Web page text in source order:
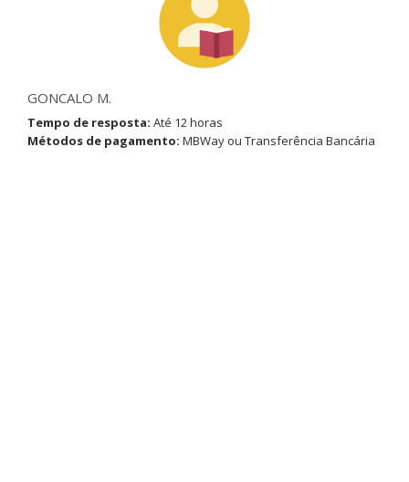
GONCALO M.
Tempo de resposta: Até 12 horas
Métodos de pagamento: MBWay ou Transferência Bancária